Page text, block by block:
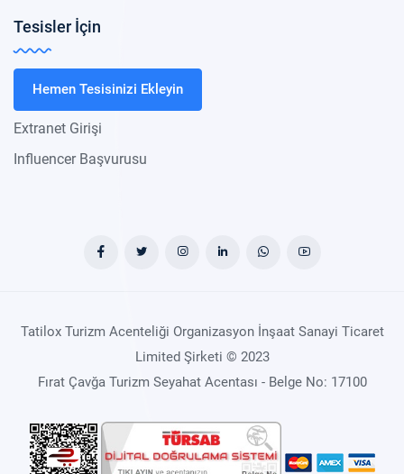
Tesisler İçin
Hemen Tesisinizi Ekleyin
Extranet Girişi
Influencer Başvurusu
Tatilox Turizm Acenteliği Organizasyon İnşaat Sanayi Ticaret
Limited Şirketi © 2023
Fırat Çavğa Turizm Seyahat Acentası - Belge No: 17100